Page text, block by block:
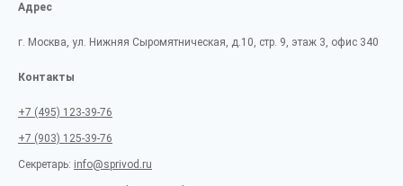
Адрес
г. Москва, ул. Нижняя Сыромятническая, д.10, стр. 9, этаж 3, офис 340
Контакты
+7 (495) 123-39-76
+7 (903) 125-39-76
Секретарь: info@sprivod.ru